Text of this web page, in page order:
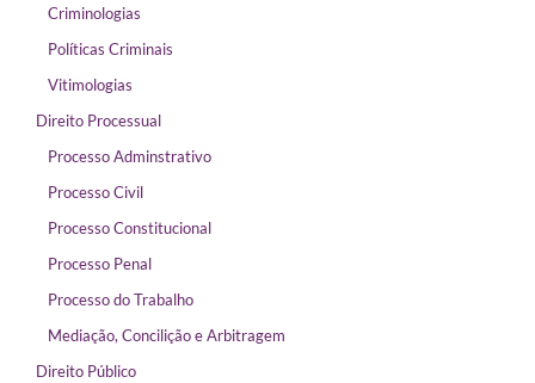
Criminologias
Políticas Criminais
Vitimologias
Direito Processual
Processo Adminstrativo
Processo Civil
Processo Constitucional
Processo Penal
Processo do Trabalho
Mediação, Concilição e Arbitragem
Direito Público